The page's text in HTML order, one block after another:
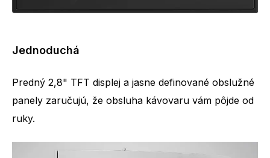
Jednoduchá
Predný 2,8" TFT displej a jasne definované obslužné
panely zaručujú, že obsluha kávovaru vám pôjde od
ruky.